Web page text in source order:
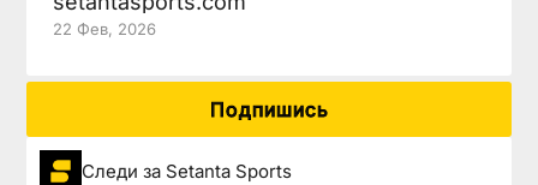
22 Фев, 2026
Подпишись
Следи за Setanta Sports